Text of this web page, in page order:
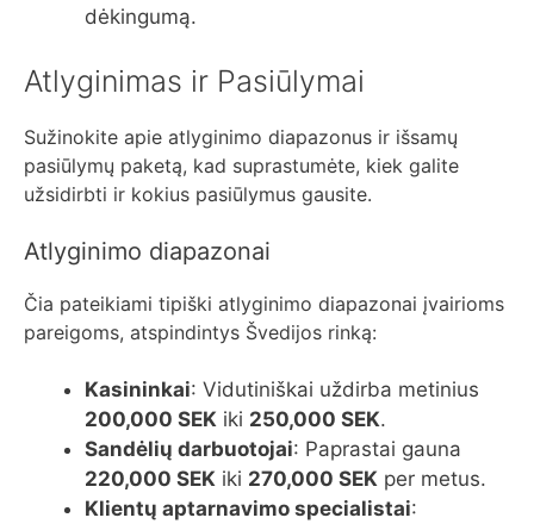
dėkingumą.
Atlyginimas ir Pasiūlymai
Sužinokite apie atlyginimo diapazonus ir išsamų
pasiūlymų paketą, kad suprastumėte, kiek galite
užsidirbti ir kokius pasiūlymus gausite.
Atlyginimo diapazonai
Čia pateikiami tipiški atlyginimo diapazonai įvairioms
pareigoms, atspindintys Švedijos rinką:
Kasininkai: Vidutiniškai uždirba metinius
200,000 SEK iki 250,000 SEK.
Sandėlių darbuotojai: Paprastai gauna
220,000 SEK iki 270,000 SEK per metus.
Klientų aptarnavimo specialistai: